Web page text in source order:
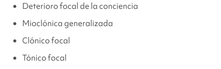
Deterioro focal de la conciencia
Mioclónica generalizada
Clónico focal
Tónico focal